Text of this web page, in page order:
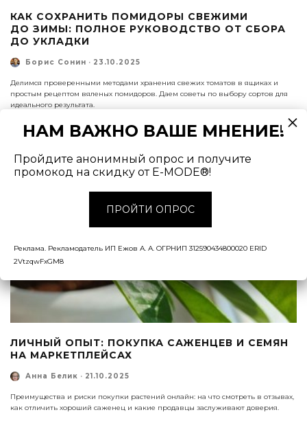
КАК СОХРАНИТЬ ПОМИДОРЫ СВЕЖИМИ
ДО ЗИМЫ: ПОЛНОЕ РУКОВОДСТВО ОТ СБОРА
ДО УКЛАДКИ
Борис Сонин · 23.10.2025
Делимся проверенными методами хранения свежих томатов в ящиках и
простым рецептом вяленых помидоров. Даем советы по выбору сортов для
идеального результата.
ЛИЧНЫЙ ОПЫТ: ПОКУПКА САЖЕНЦЕВ И СЕМЯН
НА МАРКЕТПЛЕЙСАХ
Анна Белик · 21.10.2025
Преимущества и риски покупки растений онлайн: на что смотреть в отзывах,
как отличить хороший саженец и какие продавцы заслуживают доверия.
НАМ ВАЖНО ВАШЕ МНЕНИЕ!
Пройдите анонимный опрос и получите
промокод на скидку от E-MODE®!
ПРОЙТИ ОПРОС
Реклама. Рекламодатель ИП Ежов А. А. ОГРНИП 312590434800020 ERID
2VtzqwFxGM8